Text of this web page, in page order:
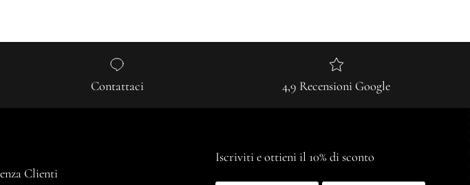
Contattaci 4,9 Recensioni Google
Clienti
Iscriviti e ottieni il 10% di sconto